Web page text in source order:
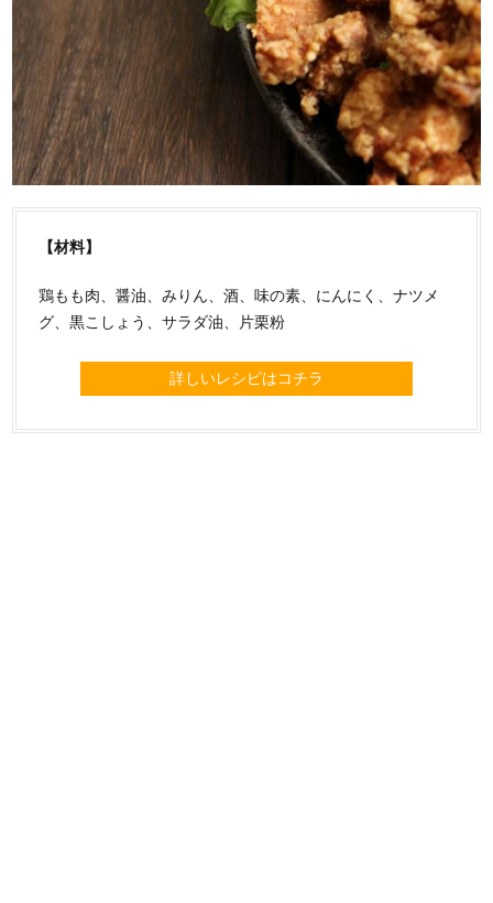
【材料】
鶏もも肉、醤油、みりん、酒、味の素、にんにく、ナツメ
グ、黒こしょう、サラダ油、片栗粉
詳しいレシピはコチラ